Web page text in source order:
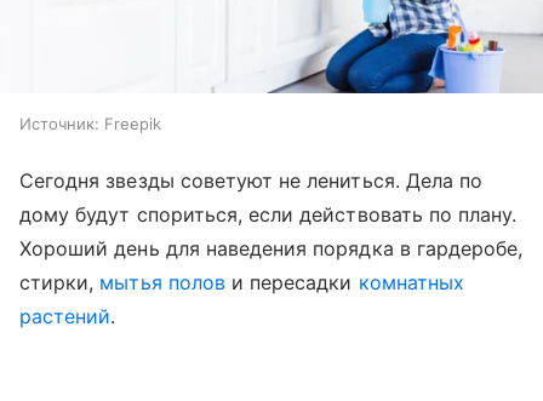
Источник: Freepik
Сегодня звезды советуют не лениться. Дела по
дому будут спориться, если действовать по плану.
Хороший день для наведения порядка в гардеробе,
стирки, мытья полови пересадки комнатных
растений.